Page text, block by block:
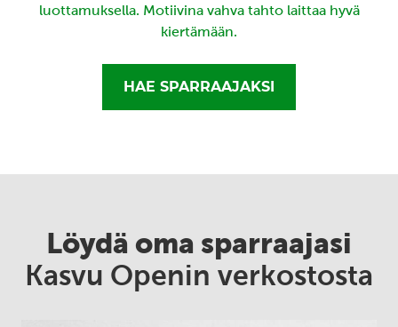
luottamuksella. Motiivina vahva tahto laittaa hyvä
kiertämään.
HAE SPARRAAJAKSI
Löydä oma sparraajasi
Kasvu Openin verkostosta